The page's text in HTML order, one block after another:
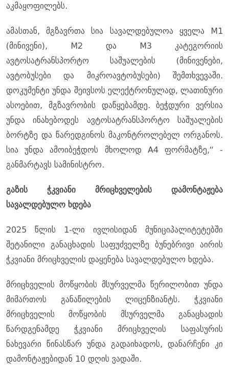
აკმაყოფილებს.
ამასთან, მგზავრთა სია სავალდებულოა ყველა M1
(მინივენი), M2 და M3 კატეგორიის
ავტოსატრანსპორტო საშუალების (მინივენები,
ავტობუსები და მიკროავტობუსები) შემთხვევაში.
დოკუმენტი უნდა შეივსოს ელექტრონულად, ლათინური
ასოებით, მგზავრობის დაწყებამდე. ბეჭდური ვერსია
უნდა ინახებოდეს ავტოსატრანსპორტო საშუალების
ბორტზე და წარედგინოს მაკონტროლებელ ორგანოს.
სია უნდა ამოიბეჭდოს მხოლოდ A4 ფორმატზე,“ -
განმარტავს სამინისტრო.
გაზის ჭკვიანი მრიცხველების დამონტაჟება
სავალდებულო ხდება
2025 წლის 1-ლი ივლისიდან მუნიციპალიტეტებში
შეტანილი განაცხადის საფუძველზე ბუნებრივი აირის
ჭკვიანი მრიცხველის დაყენება სავალდებულო ხდება.
მრიცხველის მოწყობის მსურველმა წერილობით უნდა
მიმართოს განაწილების ლიცენზიანტს. ჭკვიანი
მრიცხველის მოწყობის მსურველმა განაცხადის
წარდგენამდე ჭკვიანი მრიცხველის საფასურის
ნახევარი წინასწარ უნდა გადაიხადოს, დანარჩენი კი
დამონტაჟებიდან 10 დღის ვადაში.